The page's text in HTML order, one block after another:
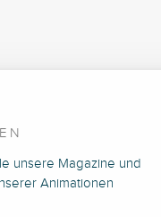
unsere Magazine und
Animationen